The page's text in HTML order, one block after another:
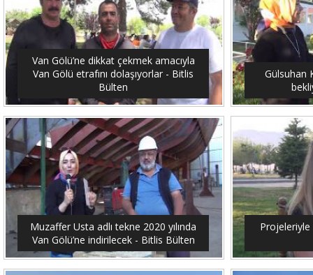
Van Gölü’ne dikkat çekmek amacıyla
Van Gölü etrafını dolaşıyorlar - Bitlis
Bülten
Gülsuhan
Muzaffer Usta adlı tekne 2020 yılında
Van Gölü’ne indirilecek - Bitlis Bülten
Projeleriyle